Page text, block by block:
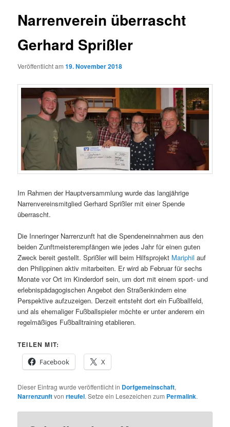
Nar­ren­ver­ein über­rascht
Ger­hard Spriß­ler
Veröffentlicht am19. November 2018
Im Rahmen der Hauptversammlung wurde das langjährige
Narrenvereinsmitglied Gerhard Sprißler mit einer Spende
überrascht.
Die Inneringer Narrenzunft hat die Spendeneinnahmen aus den
beiden Zunftmeisterempfängen wie jedes Jahr für einen guten
Zweck bereit gestellt. Sprißler will beim Hilfsprojekt Mariphil auf
den Philippinen aktiv mitarbeiten. Er wird ab Februar für sechs
Monate vor Ort im Kinderdorf sein, um dort mit einem sport- und
erlebnispädagogischen Angebot den Straßenkindern eine
Perspektive aufzuzeigen. Derzeit entsteht dort ein Fußballfeld,
und als ehemaliger Fußballspieler möchte er unter anderem ein
regelmäßiges Fußballtraining etablieren.
TEILEN MIT:
Facebook
X
Dieser Eintrag wurde veröffentlicht in Dorfgemeinschaft,
Narrenzunftvonrteufel. Setze ein Lesezeichen zum Permalink.